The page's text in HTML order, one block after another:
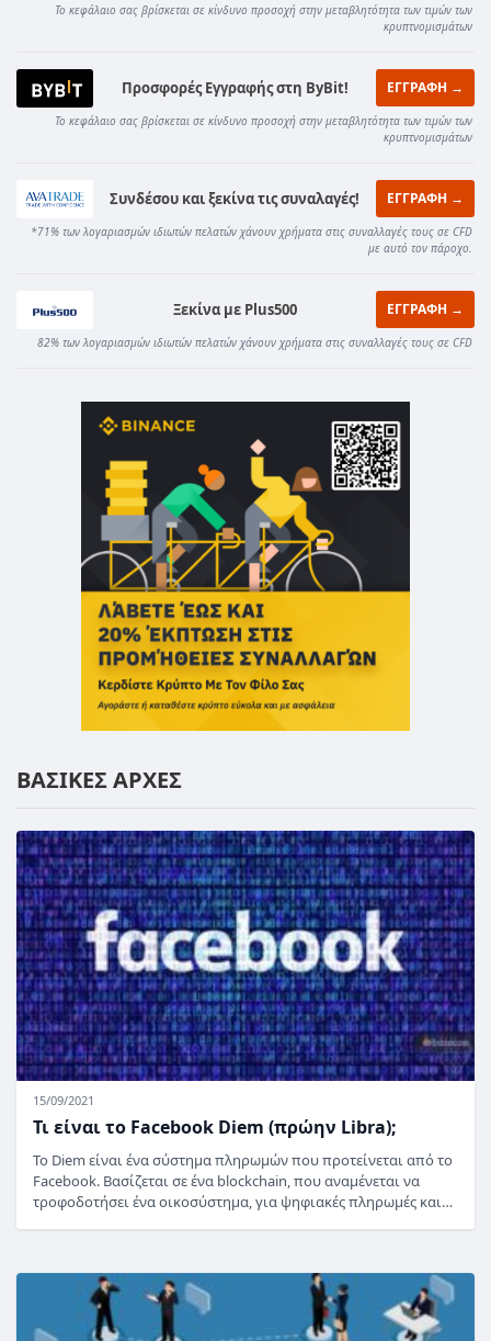
Το κεφάλαιο σας βρίσκεται σε κίνδυνο προσοχή στην μεταβλητότητα των τιμών των
κρυπτνομισμάτων
Προσφορές Εγγραφής στη ByBit! ΕΓΓΡΑΦΗ →
Το κεφάλαιο σας βρίσκεται σε κίνδυνο προσοχή στην μεταβλητότητα των τιμών των
κρυπτνομισμάτων
Συνδέσου και ξεκίνα τις συναλαγές! ΕΓΓΡΑΦΗ →
*71% των λογαριασμών ιδιωτών πελατών χάνουν χρήματα στις συναλλαγές τους σε CFD
με αυτό τον πάροχο.
Ξεκίνα με Plus500 ΕΓΓΡΑΦΗ →
82% των λογαριασμών ιδιωτών πελατών χάνουν χρήματα στις συναλλαγές τους σε CFD
ΒΑΣΙΚΕΣ ΑΡΧΕΣ
15/09/2021
Τι είναι το Facebook Diem (πρώην Libra);
Το Diem είναι ένα σύστημα πληρωμών που προτείνεται από το
Facebook. Βασίζεται σε ένα blockchain, που αναμένεται να
τροφοδοτήσει ένα οικοσύστημα, για ψηφιακές πληρωμές και…